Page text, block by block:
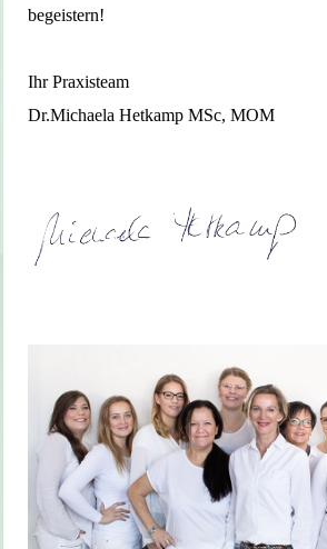
begeistern!
Ihr Praxisteam
Dr.Michaela Hetkamp MSc, MOM